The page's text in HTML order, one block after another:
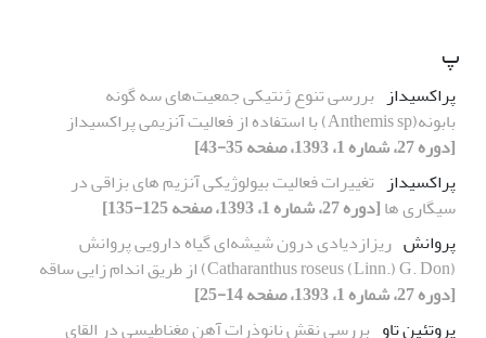
پ
پراکسیداز بررسی تنوع ژنتیکی جمعیت‌های سه گونه
بابونه(Anthemis sp) با استفاده از فعالیت آنزیمی پراکسیداز
[دوره 27، شماره 1، 1393، صفحه 35-43]
پراکسیداز تغییرات فعالیت بیولوژیکی آنزیم های بزاقی در
سیگاری ها[دوره 27، شماره 1، 1393، صفحه 125-135]
پروانش ریزازدیادی درون شیشه‌ای گیاه دارویی پروانش
(Catharanthus roseus (Linn.) G. Don) از طریق اندام زایی ساقه
[دوره 27، شماره 1، 1393، صفحه 14-25]
پروتئین تاو بررسی نقش نانوذرات آهن مغناطیسی در القای